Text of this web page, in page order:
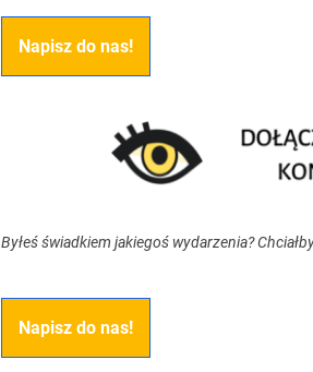
Napisz do nas!
Byłeś świadkiem jakiegoś wydarzenia?
Napisz do nas!